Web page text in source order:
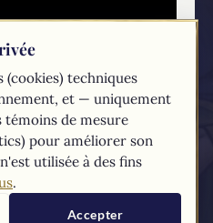
(cookies) techniques
et — uniquement
témoins de mesure
pour améliorer son
utilisée à des fins
.
Accepter